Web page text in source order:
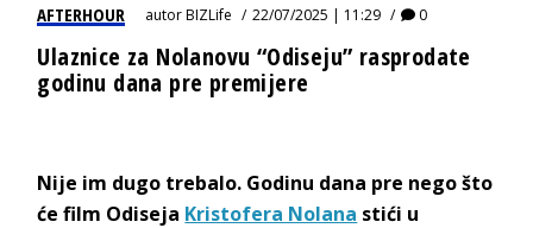
AFTERHOUR autorBIZLife 22/07/2025 | 11:29 0
Ulaznice za Nolanovu “Odiseju” rasprodate
godinu dana pre premijere
Nije im dugo trebalo. Godinu dana pre nego što
će film Odiseja Kristofera Nolana stići u